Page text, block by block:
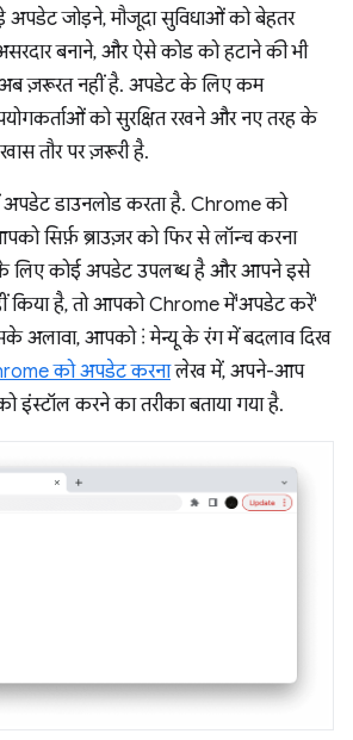
अपडेट जोड़ने, मौजूदा सुविधाओं को बेहतर
बनाने, और ऐसे कोड को हटाने की भी
अब ज़रूरत नहीं है. अपडेट के लिए कम
को सुरक्षित रखने और नए तरह के
तौर पर ज़रूरी है.
डाउनलोड करता है. Chrome को
सिर्फ़ ब्राउज़र को फिर से लॉन्च करना
लिए कोई अपडेट उपलब्ध है और आपने इसे
किया है, तो आपको Chrome में'अपडेट करें'
अलावा, आपको ⋮ मेन्यू के रंग में बदलाव दिख
को अपडेट करनालेख में, अपने-आप
इंस्टॉल करने का तरीका बताया गया है.